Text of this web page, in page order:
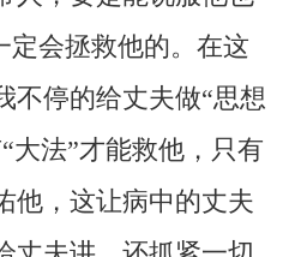
定会拯救他的。在这
不停的给丈夫做“思想
大法”才能救他，只有
他，这让病中的丈夫